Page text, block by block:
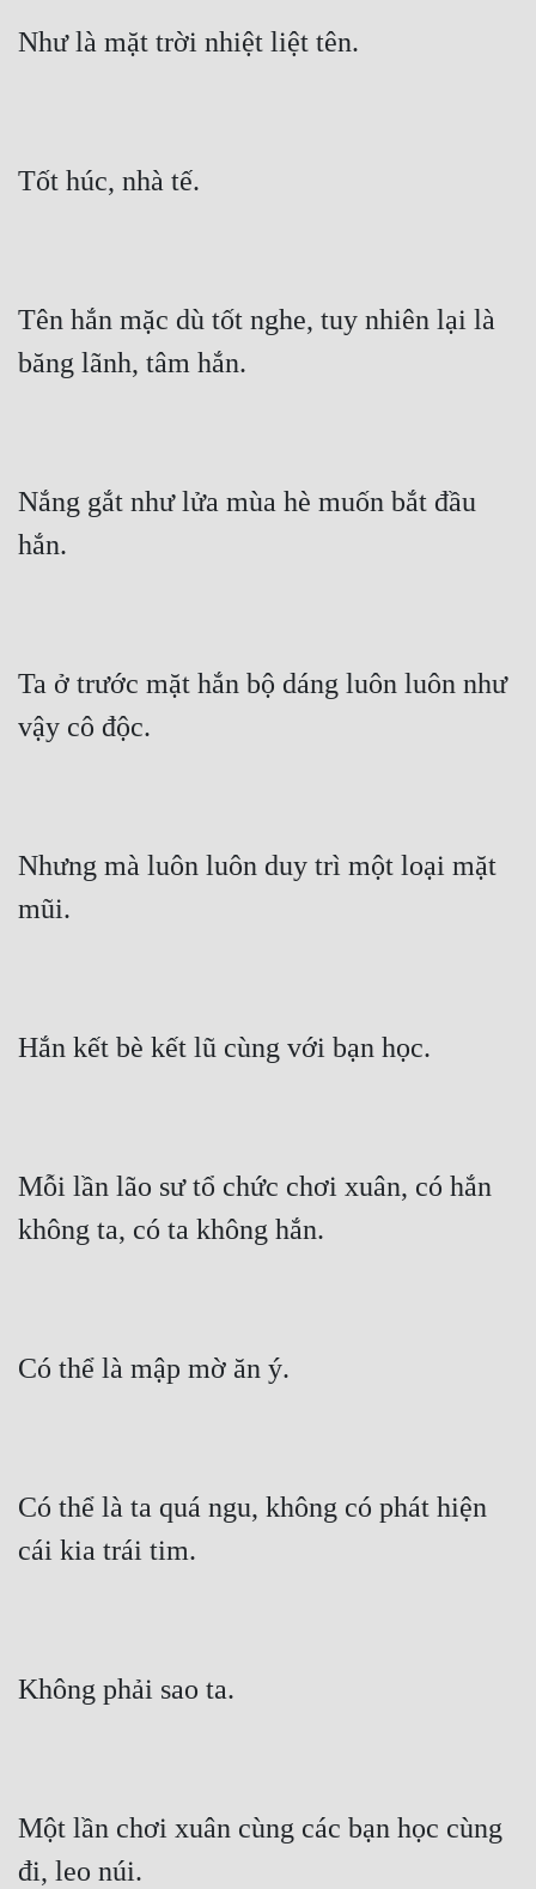
Như là mặt trời nhiệt liệt tên.
Tốt húc, nhà tế.
Tên hắn mặc dù tốt nghe, tuy nhiên lại là
băng lãnh, tâm hắn.
Nắng gắt như lửa mùa hè muốn bắt đầu
hắn.
Ta ở trước mặt hắn bộ dáng luôn luôn như
vậy cô độc.
Nhưng mà luôn luôn duy trì một loại mặt
mũi.
Hắn kết bè kết lũ cùng với bạn học.
Mỗi lần lão sư tổ chức chơi xuân, có hắn
không ta, có ta không hắn.
Có thể là mập mờ ăn ý.
Có thể là ta quá ngu, không có phát hiện
cái kia trái tim.
Không phải sao ta.
Một lần chơi xuân cùng các bạn học cùng
đi, leo núi.